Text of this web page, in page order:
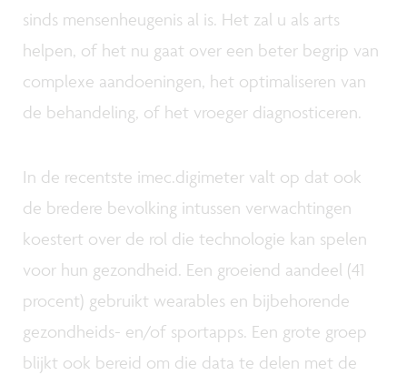
sinds mensenheugenis al is. Het zal u als arts
helpen, of het nu gaat over een beter begrip van
complexe aandoeningen, het optimaliseren van
de behandeling, of het vroeger diagnosticeren.
In de recentste imec.digimeter valt op dat ook
de bredere bevolking intussen verwachtingen
koestert over de rol die technologie kan spelen
voor hun gezondheid. Een groeiend aandeel (41
procent) gebruikt wearables en bijbehorende
gezondheids- en/of sportapps. Een grote groep
blijkt ook bereid om die data te delen met de